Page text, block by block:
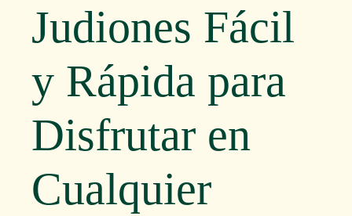
Judiones Fácil
y Rápida para
Disfrutar en
Cualquier